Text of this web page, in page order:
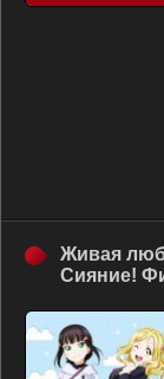
Живая
Сияние!